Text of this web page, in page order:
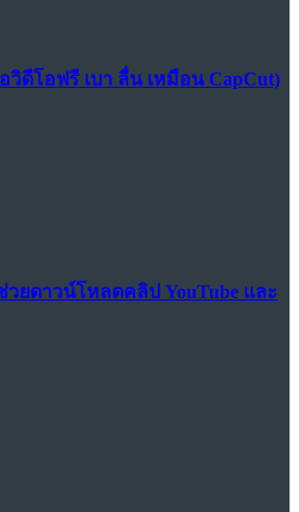
วิดีโอฟรี เบา ลื่น เหมือน CapCut)
วยดาวน์โหลดคลิป YouTube และ